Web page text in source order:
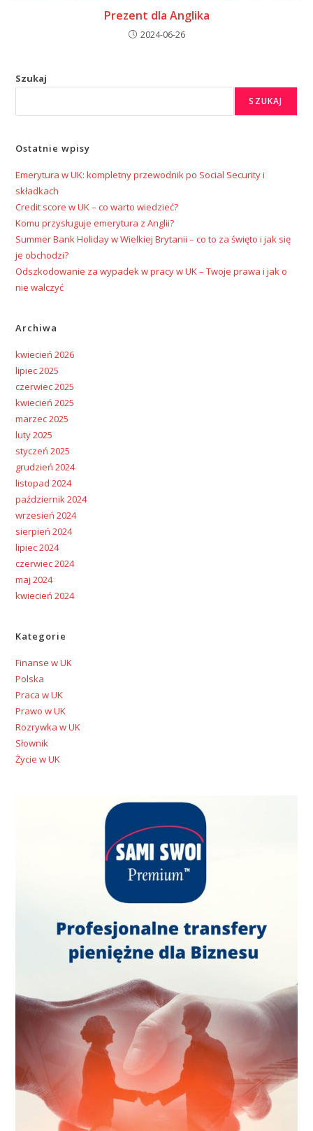
Prezent dla Anglika
2024-06-26
Szukaj
SZUKAJ
Ostatnie wpisy
Emerytura w UK: kompletny przewodnik po Social Security i
składkach
Credit score w UK – co warto wiedzieć?
Komu przysługuje emerytura z Anglii?
Summer Bank Holiday w Wielkiej Brytanii – co to za święto i jak się
je obchodzi?
Odszkodowanie za wypadek w pracy w UK – Twoje prawa i jak o
nie walczyć
Archiwa
kwiecień 2026
lipiec 2025
czerwiec 2025
kwiecień 2025
marzec 2025
luty 2025
styczeń 2025
grudzień 2024
listopad 2024
październik 2024
wrzesień 2024
sierpień 2024
lipiec 2024
czerwiec 2024
maj 2024
kwiecień 2024
Kategorie
Finanse w UK
Polska
Praca w UK
Prawo w UK
Rozrywka w UK
Słownik
Życie w UK